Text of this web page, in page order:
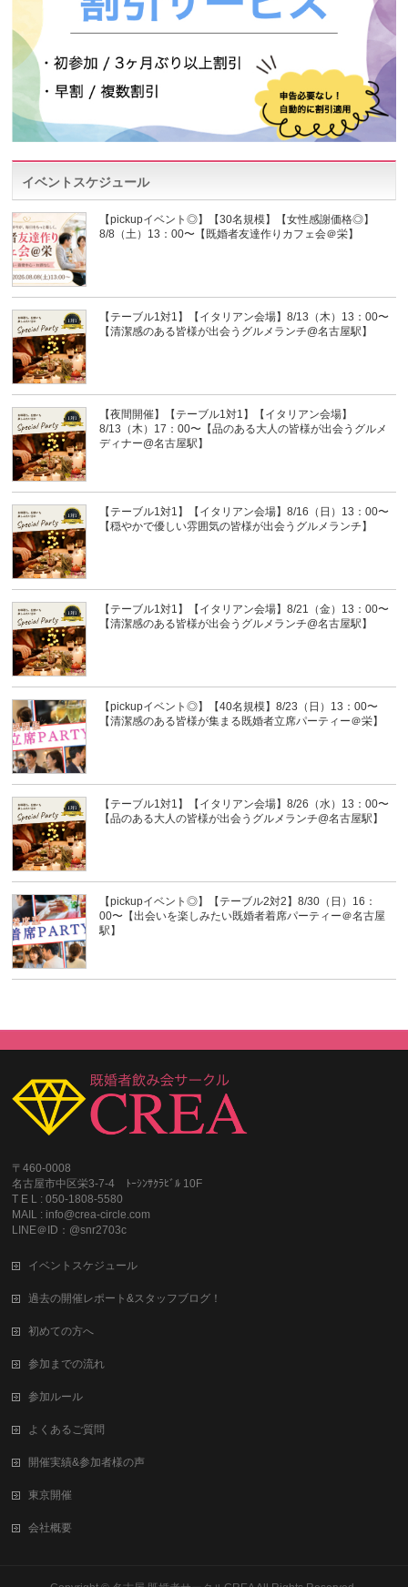
イベントスケジュール
【pickupイベント◎】【30名規模】【女性感謝価格◎】
8/8（土）13：00〜【既婚者友達作りカフェ会＠栄】
【テーブル1対1】【イタリアン会場】8/13（木）13：00〜
【清潔感のある皆様が出会うグルメランチ@名古屋駅】
【夜間開催】【テーブル1対1】【イタリアン会場】
8/13（木）17：00〜【品のある大人の皆様が出会うグルメ
ディナー@名古屋駅】
【テーブル1対1】【イタリアン会場】8/16（日）13：00〜
【穏やかで優しい雰囲気の皆様が出会うグルメランチ】
【テーブル1対1】【イタリアン会場】8/21（金）13：00〜
【清潔感のある皆様が出会うグルメランチ@名古屋駅】
【pickupイベント◎】【40名規模】8/23（日）13：00〜
【清潔感のある皆様が集まる既婚者立席パーティー＠栄】
【テーブル1対1】【イタリアン会場】8/26（水）13：00〜
【品のある大人の皆様が出会うグルメランチ@名古屋駅】
【pickupイベント◎】【テーブル2対2】8/30（日）16：
00〜【出会いを楽しみたい既婚者着席パーティー＠名古屋
駅】
〒460-0008
名古屋市中区栄3-7-4 ﾄｰｼﾝｻｸﾗﾋﾞﾙ 10F
T E L : 050-1808-5580
MAIL : info@crea-circle.com
LINE＠ID：@snr2703c
イベントスケジュール
過去の開催レポート&スタッフブログ！
初めての方へ
参加までの流れ
参加ルール
よくあるご質問
開催実績&参加者様の声
東京開催
会社概要